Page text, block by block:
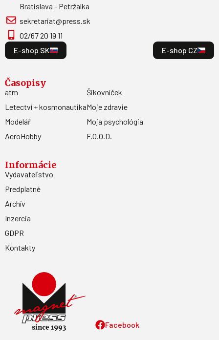
Facebook
Bratislava - Petržalka
sekretariat@press.sk
02/67 20 19 11
E-shop SK
E-shop CZ
Časopisy
atm
Letectví + kosmonautika
Modelář
AeroHobby
Šikovníček
Moje zdravie
Moja psychológia
F.O.O.D.
Informácie
Vydavateľstvo
Predplatné
Archív
Inzercia
GDPR
Kontakty